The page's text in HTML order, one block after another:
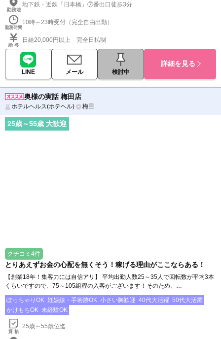
地下鉄・近鉄「日本橋」⑦番出口徒歩3分
10時～23時受付（完全自由出勤）
日給20,000円以上 完全日払制
LINE メール 検討中
詳細を見る
奥様の実話 梅田店
ホテルヘルス(ホテヘル) 梅田
25歳～55歳 大歓迎
クチコミ4件
とりあえずお金の心配を無くそう！稼げる理由がここならある！
【創業18年！集客力には自信アリ】 平均出勤人数25～35人で回転数が平均3本
くらいですので、75～105組程の入客がございます！そのため、…
ぽっちゃりOK 妊娠線・手術跡OK 小さい胸歓迎 40代大活躍 50代大活躍
かけもちOK 未経験OK
25歳～55歳位迄